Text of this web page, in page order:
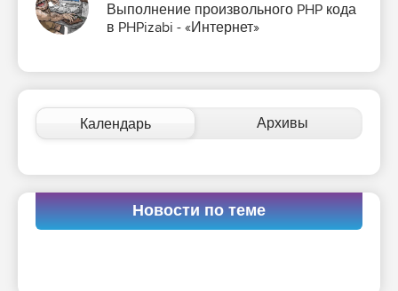
Выполнение произвольного PHP кода
в PHPizabi - «Интернет»
Календарь Архивы
Новости по теме